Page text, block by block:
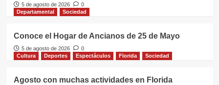
5 de agosto de 2026
0
Departamental
Sociedad
Conoce el Hogar de Ancianos de 25 de Mayo
5 de agosto de 2026
0
Cultura
Deportes Espectáculos Florida Sociedad
Agosto con muchas actividades en Florida